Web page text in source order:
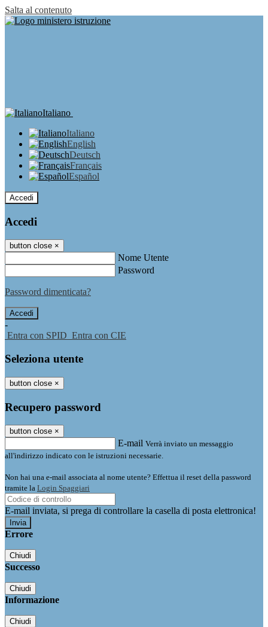
Salta al contenuto
Italiano
Italiano
English
Deutsch
Français
Español
Accedi
Accedi
button close ×
Nome Utente
Password
Password dimenticata?
-
Entra con SPID Entra con CIE
Seleziona utente
button close ×
Recupero password
button close ×
E-mail Verrà inviato un messaggio
all'indirizzo indicato con le istruzioni necessarie.
Non hai una e-mail associata al nome utente? Effettua il reset della password
tramite la Login Spaggiari
E-mail inviata, si prega di controllare la casella di posta elettronica!
Errore
Chiudi
Successo
Chiudi
Informazione
Chiudi